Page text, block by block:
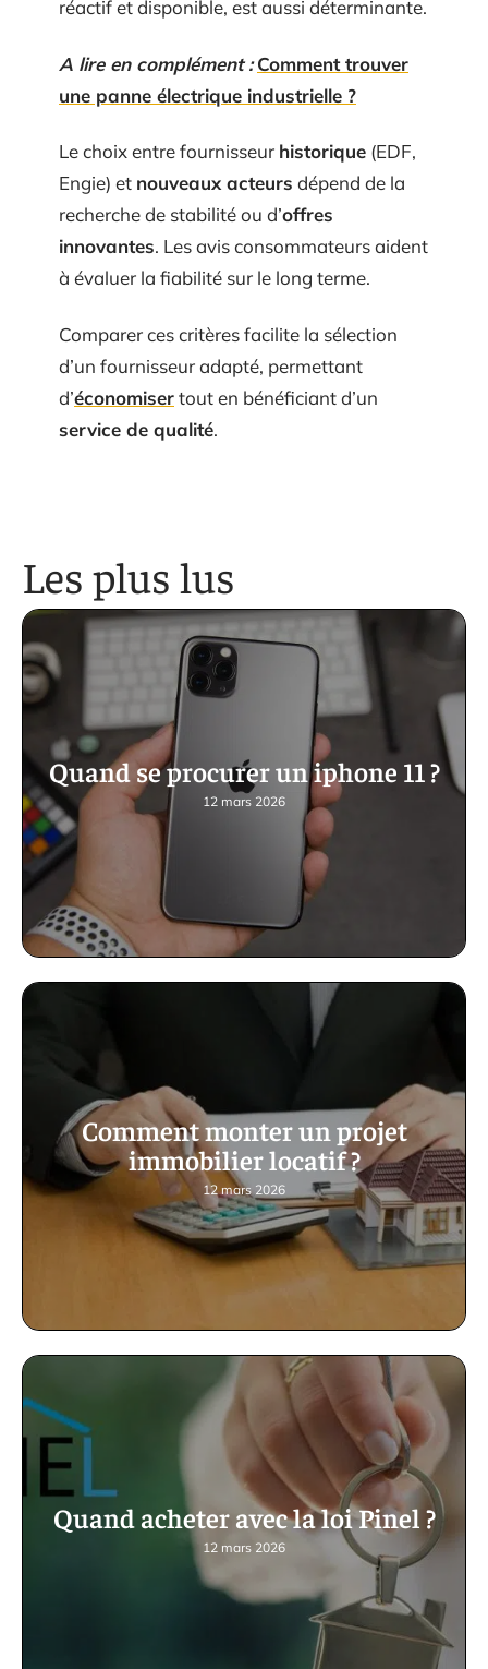
réactif et disponible, est aussi déterminante.
A lire en complément : Comment trouver
une panne électrique industrielle ?
Le choix entre fournisseur historique (EDF,
Engie) et nouveaux acteurs dépend de la
recherche de stabilité ou d’offres
innovantes. Les avis consommateurs aident
à évaluer la fiabilité sur le long terme.
Comparer ces critères facilite la sélection
d’un fournisseur adapté, permettant
d’économisertout en bénéficiant d’un
service de qualité.
Les plus lus
Quand se procurer un iphone 11 ?
12 mars 2026
Comment monter un projet
immobilier locatif ?
12 mars 2026
Quand acheter avec la loi Pinel ?
12 mars 2026